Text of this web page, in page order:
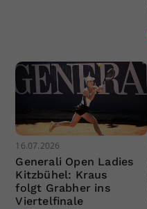
16.07.2026
Generali Open Ladies
Kitzbühel: Kraus
folgt Grabher ins
Viertelfinale